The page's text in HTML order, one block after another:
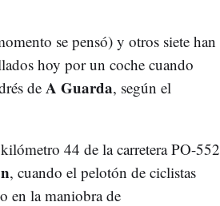
se pensó) y otros siete han
hoy por un coche cuando
deA Guarda, según el
44 de la carretera PO-552
, cuando el pelotón de ciclistas
en la maniobra de